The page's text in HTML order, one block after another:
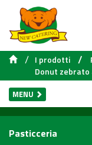
/ I prodotti /
Donut
MENU
Pasticceria